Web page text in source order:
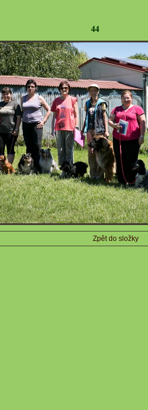
44
Zpět do složky